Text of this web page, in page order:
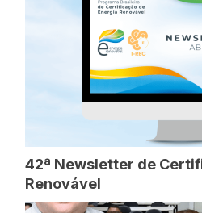
42ª Newsletter de
Renovável